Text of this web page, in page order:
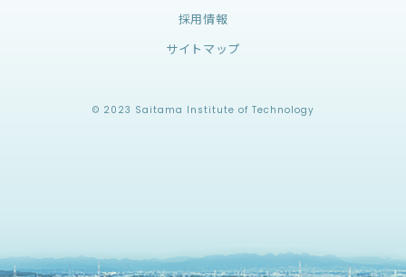
採用情報
サイトマップ
© 2023 Saitama Institute of Technology